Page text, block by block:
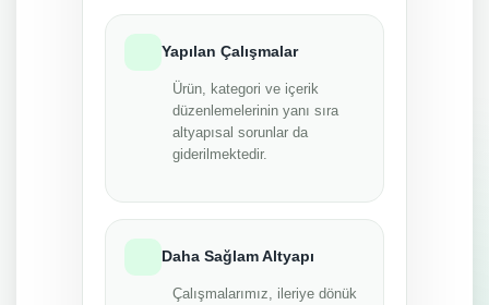
Yapılan Çalışmalar
Ürün, kategori ve içerik
düzenlemelerinin yanı sıra
altyapısal sorunlar da
giderilmektedir.
Daha Sağlam Altyapı
Çalışmalarımız, ileriye dönük